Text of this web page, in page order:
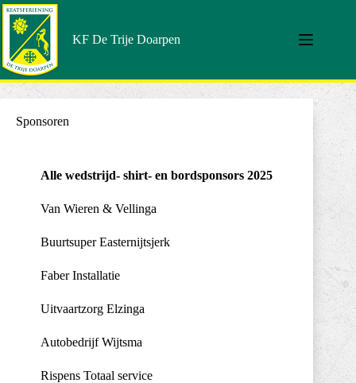
KF De Trije Doarpen
Sponsoren
Alle wedstrijd- shirt- en bordsponsors 2025
Van Wieren & Vellinga
Buurtsuper Easternijtsjerk
Faber Installatie
Uitvaartzorg Elzinga
Autobedrijf Wijtsma
Rispens Totaal service